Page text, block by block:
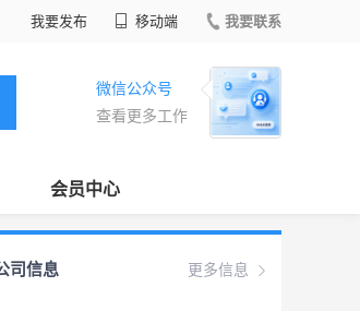
我要发布 移动端 我要联系
微信公众号
查看更多工作
会员中心
更多信息
司信息